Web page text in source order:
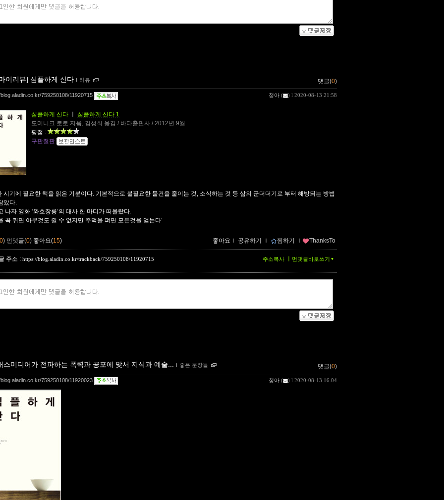
이리뷰] 심플하게 산다 ｌ 리뷰 댓글(0)
청아 ( ) l 2020-08-13 21:58
759250108/11920715
심플하게 산다
심플하게 산다 1
도미니크 로로 지음, 김성희 옮김 / 바다출판사 / 2012년 9월
평점 :
구판절판
시기에 필요한 책을 읽은 기분이다. 기본적으로 불필요한 물건을 줄이는 것, 소식하는 것 등 삶의 군더더기로 부터 해방되는 방법
았다.
나자 영화 ‘와호장룡‘의 대사 한 마디가 떠올랐다.
꼭 쥐면 아무것도 쥘 수 없지만 주먹을 펴면 모든것을 얻는다‘
0) 먼댓글(0) 좋아요(15) 좋아요 ｌ 공유하기 ｌ 찜하기 ｌ ThanksTo
주소 : https://blog.aladin.co.kr/trackback/759250108/11920715 먼댓글바로쓰기
주소복사
스미디어가 전파하는 폭력과 공포에 맞서 지식과 예술... ｌ 좋은 문장들 댓글(0)
청아 ( ) l 2020-08-13 16:04
759250108/11920023